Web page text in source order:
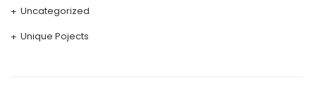
Uncategorized
Unique Pojects